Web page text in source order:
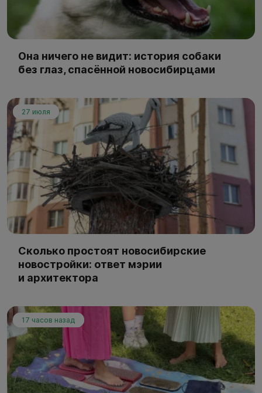
Она ничего не видит: история собаки
без глаз, спасённой новосибирцами
27 июля
Сколько простоят новосибирские
новостройки: ответ мэрии
и архитектора
17 часов назад